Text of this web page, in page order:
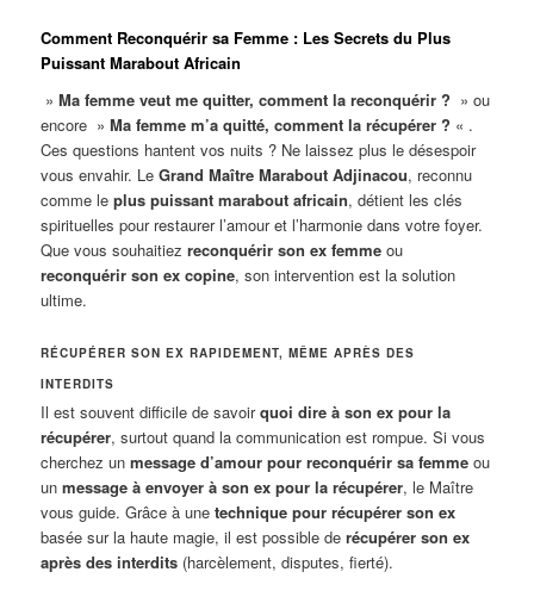
Comment Reconquérir sa Femme : Les Secrets du Plus
Puissant Marabout Africain
»Ma femme veut me quitter, comment la reconquérir ? » ou
encore »Ma femme m’a quitté, comment la récupérer ? « .
Ces questions hantent vos nuits ? Ne laissez plus le désespoir
vous envahir. LeGrand Maître Marabout Adjinacou, reconnu
comme leplus puissant marabout africain, détient les clés
spirituelles pour restaurer l’amour et l’harmonie dans votre foyer.
Que vous souhaitiezreconquérir son ex femme ou
reconquérir son ex copine, son intervention est la solution
ultime.
RÉCUPÉRER SON EX RAPIDEMENT, MÊME APRÈS DES
INTERDITS
Il est souvent difficile de savoirquoi dire à son ex pour la
récupérer, surtout quand la communication est rompue. Si vous
cherchez unmessage d’amour pour reconquérir sa femme ou
unmessage à envoyer à son ex pour la récupérer, le Maître
vous guide. Grâce à unetechnique pour récupérer son ex
basée sur la haute magie, il est possible derécupérer son ex
après des interdits (harcèlement, disputes, fierté).